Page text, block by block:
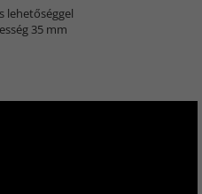
lehetőséggel
35 mm